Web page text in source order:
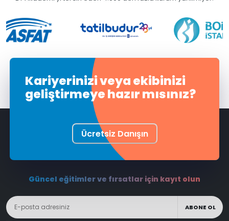
Kariyerinizi veya ekibinizi
geliştirmeye hazır mısınız?
Ücretsiz Danışın
Güncel eğitimler ve fırsatlar için kayıt olun
ABONE OL